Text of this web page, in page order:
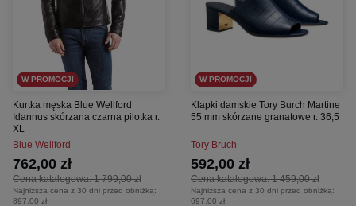
W PROMOCJI
Kurtka męska Blue Wellford
Idannus skórzana czarna pilotka r.
XL
Blue Wellford
Cena katalogowa:1 799,00 zł
762,00 zł
Najniższa cena z 30 dni przed obniżką:
897,00 zł
W PROMOCJI
Klapki damskie Tory Burch Martine
55 mm skórzane granatowe r. 36,5
Tory Bruch
Cena katalogowa:1 459,00 zł
592,00 zł
Najniższa cena z 30 dni przed obniżką:
697,00 zł